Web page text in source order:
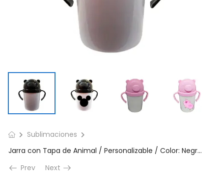
Sublimaciones
Jarra con Tapa de Animal / Personalizable / Color: Negro, Rosa
Prev
Next